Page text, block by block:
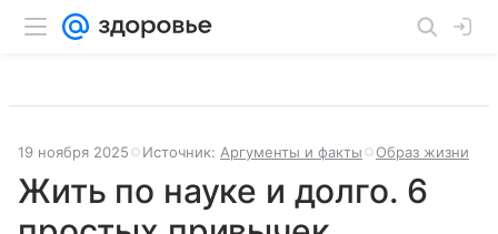
19 ноября 2025 Источник: Аргументы и факты Образ жизни
Жить по науке и долго. 6